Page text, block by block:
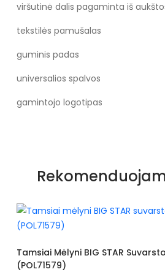
viršutinė dalis pagaminta iš
tekstilės pamušalas
guminis padas
universalios spalvos
gamintojo logotipas
Tamsiai Mėlyni BIG STAR
(POL71579)